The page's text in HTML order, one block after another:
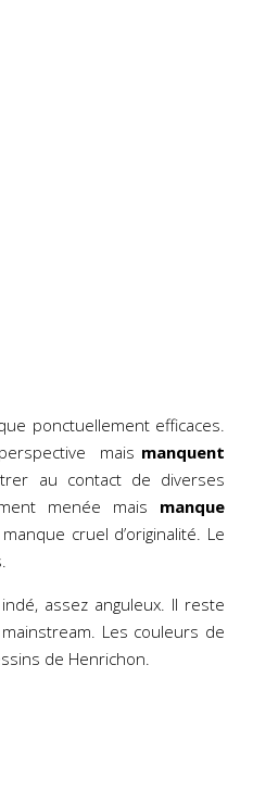
ponctuellement efficaces.
mais manquent
au contact de diverses
menée mais manque
cruel d’originalité. Le
assez anguleux. Il reste
Les couleurs de
de Henrichon.